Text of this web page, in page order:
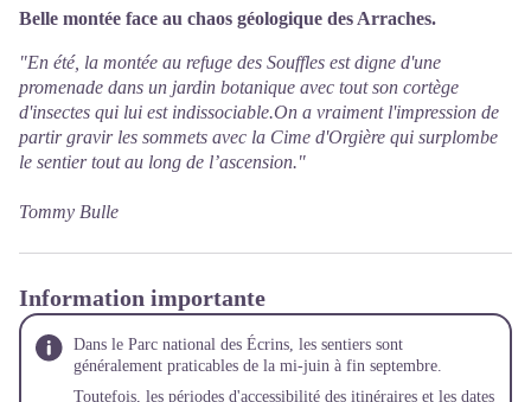
Belle montée face au chaos géologique des Arraches.
"En été, la montée au refuge des Souffles est digne d'une
promenade dans un jardin botanique avec tout son cortège
d'insectes qui lui est indissociable.On a vraiment l'impression de
partir gravir les sommets avec la Cime d'Orgière qui surplombe
le sentier tout au long de l’ascension."
Tommy Bulle
Information importante
Dans le Parc national des Écrins, les sentiers sont
généralement praticables de la mi-juin à fin septembre.
Toutefois, les périodes d'accessibilité des itinéraires et les dates